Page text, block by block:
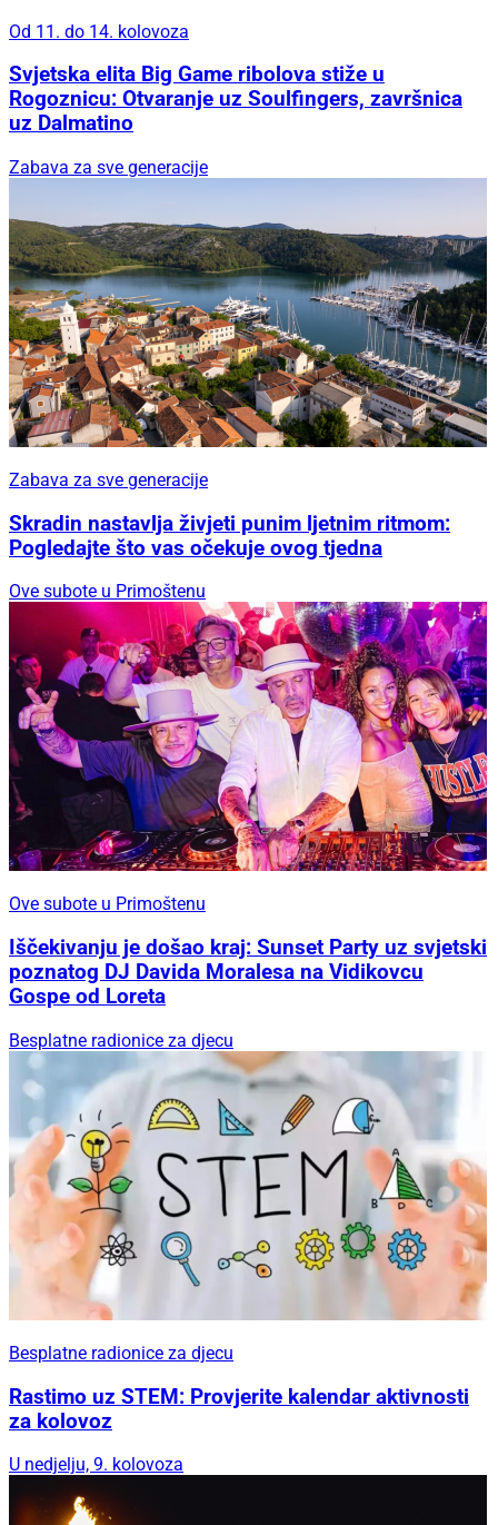
Od 11. do 14. kolovoza
Svjetska elita Big Game ribolova stiže u
Rogoznicu: Otvaranje uz Soulfingers, završnica
uz Dalmatino
Zabava za sve generacije
Zabava za sve generacije
Skradin nastavlja živjeti punim ljetnim ritmom:
Pogledajte što vas očekuje ovog tjedna
Ove subote u Primoštenu
Ove subote u Primoštenu
Iščekivanju je došao kraj: Sunset Party uz svjetski
poznatog DJ Davida Moralesa na Vidikovcu
Gospe od Loreta
Besplatne radionice za djecu
Besplatne radionice za djecu
Rastimo uz STEM: Provjerite kalendar aktivnosti
za kolovoz
U nedjelju, 9. kolovoza